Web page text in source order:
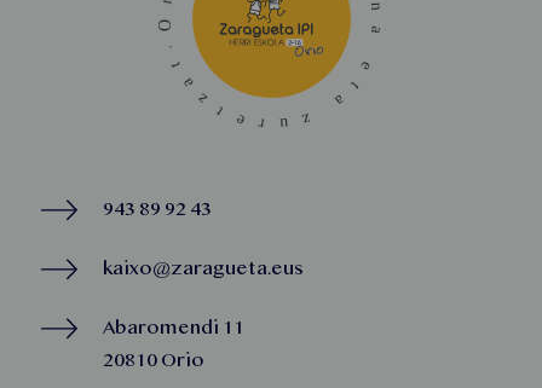
943 89 92 43
kaixo@zaragueta.eus
Abaromendi 11
20810 Orio